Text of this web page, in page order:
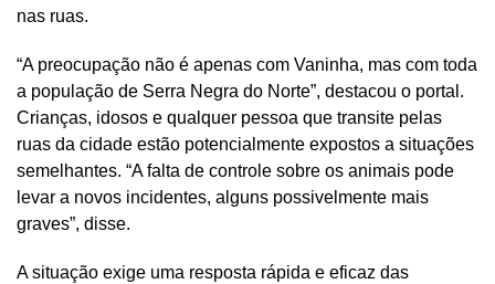
nas ruas.
“A preocupação não é apenas com Vaninha, mas com toda
a população de Serra Negra do Norte”, destacou o portal.
Crianças, idosos e qualquer pessoa que transite pelas
ruas da cidade estão potencialmente expostos a situações
semelhantes. “A falta de controle sobre os animais pode
levar a novos incidentes, alguns possivelmente mais
graves”, disse.
A situação exige uma resposta rápida e eficaz das